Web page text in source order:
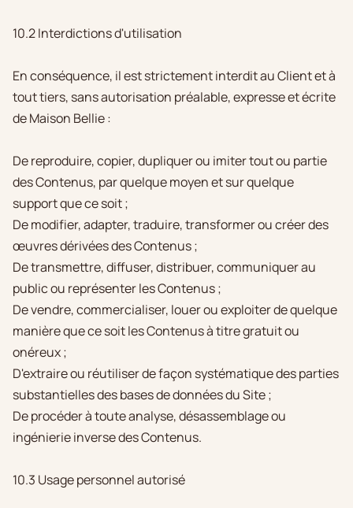
10.2 Interdictions d'utilisation
En conséquence, il est strictement interdit au Client et à
tout tiers, sans autorisation préalable, expresse et écrite
de Maison Bellie :
De reproduire, copier, dupliquer ou imiter tout ou partie
des Contenus, par quelque moyen et sur quelque
support que ce soit ;
De modifier, adapter, traduire, transformer ou créer des
œuvres dérivées des Contenus ;
De transmettre, diffuser, distribuer, communiquer au
public ou représenter les Contenus ;
De vendre, commercialiser, louer ou exploiter de quelque
manière que ce soit les Contenus à titre gratuit ou
onéreux ;
D'extraire ou réutiliser de façon systématique des parties
substantielles des bases de données du Site ;
De procéder à toute analyse, désassemblage ou
ingénierie inverse des Contenus.
10.3 Usage personnel autorisé